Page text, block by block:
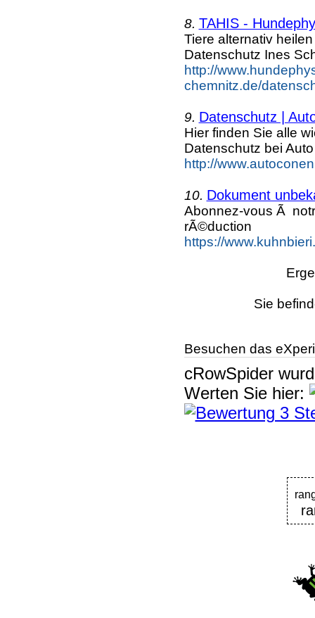
8. TAHIS -
Tiere alternativ
Datenschutz Ines
http://
chemnitz.de/
9. Datenschutz |
Hier finden Sie alle
Datenschutz bei
http://
10. Dokument
Abonnez-vous Ã
rÃ©duction
https://
Sie
Besuchen das
cRowSpider
Werten Sie hier: